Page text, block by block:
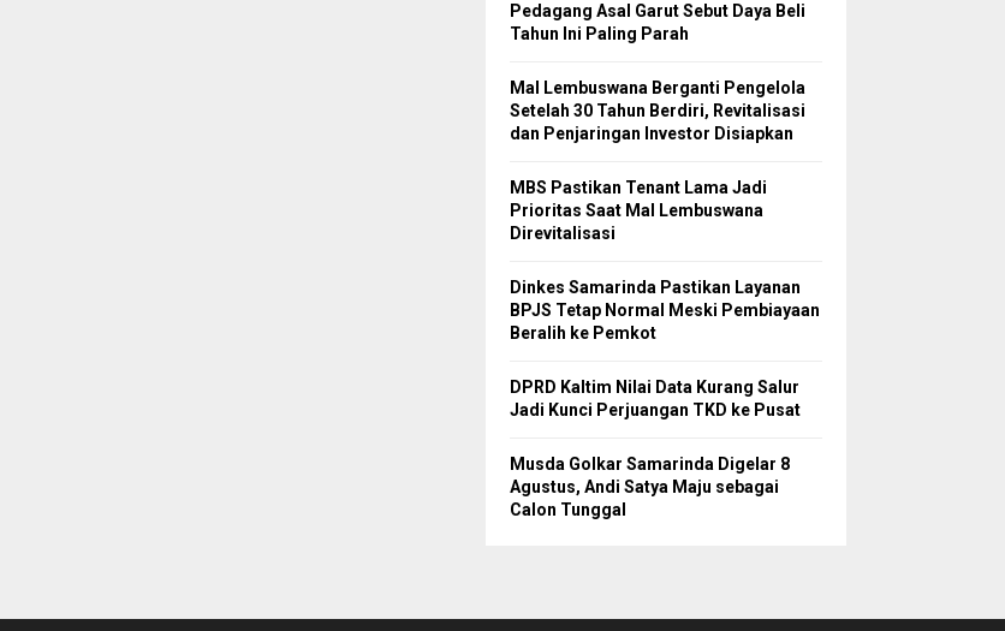
Pedagang Asal Garut Sebut Daya Beli
Tahun Ini Paling Parah
Mal Lembuswana Berganti Pengelola
Setelah 30 Tahun Berdiri, Revitalisasi
dan Penjaringan Investor Disiapkan
MBS Pastikan Tenant Lama Jadi
Prioritas Saat Mal Lembuswana
Direvitalisasi
Dinkes Samarinda Pastikan Layanan
BPJS Tetap Normal Meski Pembiayaan
Beralih ke Pemkot
DPRD Kaltim Nilai Data Kurang Salur
Jadi Kunci Perjuangan TKD ke Pusat
Musda Golkar Samarinda Digelar 8
Agustus, Andi Satya Maju sebagai
Calon Tunggal